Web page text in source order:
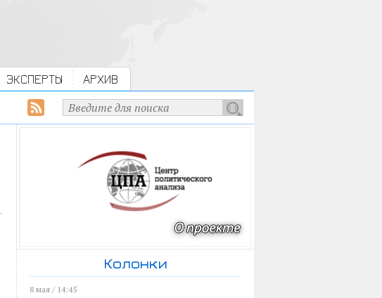
ЭКСПЕРТЫ АРХИВ
Колонки
8 мая / 14:45